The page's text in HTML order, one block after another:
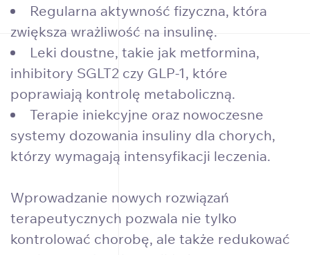
Regularna aktywność fizyczna, która
zwiększa wrażliwość na insulinę.
Leki doustne, takie jak metformina,
inhibitory SGLT2 czy GLP-1, które
poprawiają kontrolę metaboliczną.
Terapie iniekcyjne oraz nowoczesne
systemy dozowania insuliny dla chorych,
którzy wymagają intensyfikacji leczenia.
Wprowadzanie nowych rozwiązań
terapeutycznych pozwala nie tylko
kontrolować chorobę, ale także redukować